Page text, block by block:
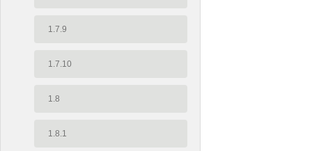
1.7.9
1.7.10
1.8
1.8.1